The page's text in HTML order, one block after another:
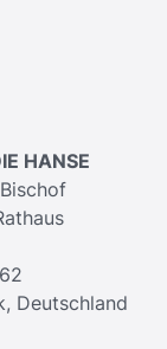
HANSE
Deutschland